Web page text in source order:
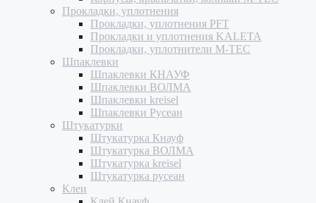
Прокладки, уплотнения
Прокладки, уплотнения PFT
Прокладки и уплотнения KALETA
Прокладки, уплотнители M-TEC
Шпаклевки
Шпаклевки КНАУФ
Шпаклевки ВОЛМА
Шпаклевки kreisel
Шпаклевки Русеан
Штукатурки
Штукатурка Кнауф
Штукатурка ВОЛМА
Штукатурка kreisel
Штукатурка русеан
Клеи